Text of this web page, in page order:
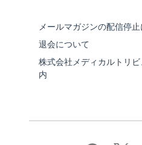
メールマガジンの配信停
退会について
株式会社メディカルトリ
内